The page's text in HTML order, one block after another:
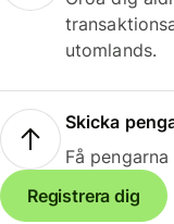
utomlands.
Skicka
Få
Registrera dig